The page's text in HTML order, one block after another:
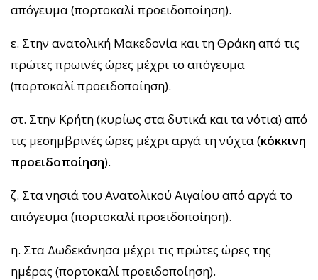
απόγευμα (πορτοκαλί προειδοποίηση).
ε. Στην ανατολική Μακεδονία και τη Θράκη από τις
πρώτες πρωινές ώρες μέχρι το απόγευμα
(πορτοκαλί προειδοποίηση).
στ. Στην Κρήτη (κυρίως στα δυτικά και τα νότια) από
τις μεσημβρινές ώρες μέχρι αργά τη νύχτα (κόκκινη
προειδοποίηση).
ζ. Στα νησιά του Ανατολικού Αιγαίου από αργά το
απόγευμα (πορτοκαλί προειδοποίηση).
η. Στα Δωδεκάνησα μέχρι τις πρώτες ώρες της
ημέρας (πορτοκαλί προειδοποίηση).